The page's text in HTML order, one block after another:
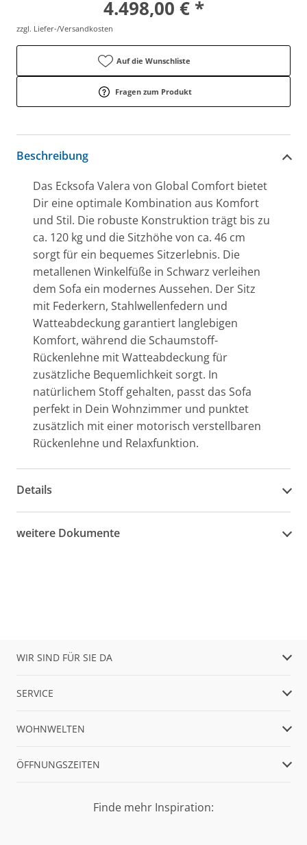
4.498,00 € *
zzgl. Liefer-/Versandkosten
Auf die Wunschliste
Fragen zum Produkt
Beschreibung
Das Ecksofa Valera von Global Comfort bietet
Dir eine optimale Kombination aus Komfort
und Stil. Die robuste Konstruktion trägt bis zu
ca. 120 kg und die Sitzhöhe von ca. 46 cm
sorgt für ein bequemes Sitzerlebnis. Die
metallenen Winkelfüße in Schwarz verleihen
dem Sofa ein modernes Aussehen. Der Sitz
mit Federkern, Stahlwellenfedern und
Watteabdeckung garantiert langlebigen
Komfort, während die Schaumstoff-
Rückenlehne mit Watteabdeckung für
zusätzliche Bequemlichkeit sorgt. In
natürlichem Stoff gehalten, passt das Sofa
perfekt in Dein Wohnzimmer und punktet
zusätzlich mit einer motorisch verstellbaren
Rückenlehne und Relaxfunktion.
Details
weitere Dokumente
WIR SIND FÜR SIE DA
SERVICE
WOHNWELTEN
ÖFFNUNGSZEITEN
Finde mehr Inspiration: